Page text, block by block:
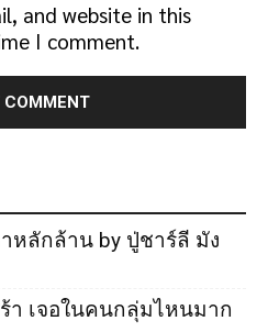
and website in this
I comment.
หลักล้าน by ปู่ชาร์ลี มัง
า เจอในคนกลุ่มไหนมาก